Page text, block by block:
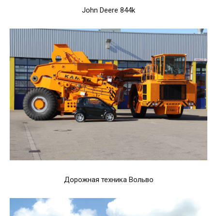
John Deere 844k
Дорожная техника Вольво